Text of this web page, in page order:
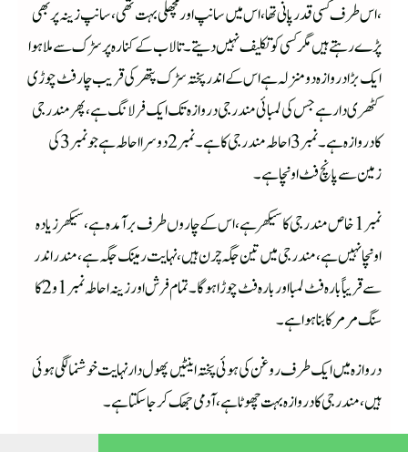
،اس طرف کسی قدر پانی تھا،اس میں سانپ اور مچھلی بہت تھی ،سانپ زینہ پر بھی
پڑے رہتے ہیں مگر کسی کو تکلیف نہیں دیتے۔تالاب کے کنارہ پر سڑک سے ملا ہوا
ایک بڑادروازہ دو منزلہ ہے اس کے اندر پختہ سڑک پتھر کی قریب چار فٹ چوڑی
کٹھری دار ہے جس کی لمبائی مندر جی دروازہ تک ایک فرلانگ ہے ،پھر مندر جی
کا دروازہ ہے۔ نمبر 3 احاطہ مندر جی کا ہے۔نمبر 2 دوسرا احاطہ ہے جو نمبر 3 کی
زمین سے پانچ فٹ اونچا ہے۔
نمبر 1 خاص مندر جی کا سیکھر ہے،اس کے چاروں طرف برآمدہ ہے، سیکھر زیادہ
اونچا نہیں ہے، مندر جی میں تین جگہ چرن ہیں، نہایت رمینک جگہ ہے ، مندر اندر
سے قریباً بارہ فٹ لمبا اور بارہ فٹ چوڑا ہو گا ۔ تمام فرش اورزینہ احاطہ نمبر 1 و 2 کا
سنگ مرمر کا بنا ہو اہے۔
دروازہ میں ایک طرف روغن کی ہوئی پختہ اینٹیں پھول دار نہایت خوشنما لگی ہو ئی
ہیں ، مندر جی کا دروازہ بہت چھوٹا ہے، آدمی جھک کر جا سکتا ہے ۔